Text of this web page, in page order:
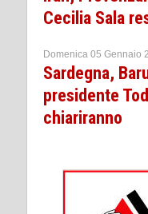
Cecilia Sala
Domenica 05 Gennaio
Sardegna,
presidente
chiariranno